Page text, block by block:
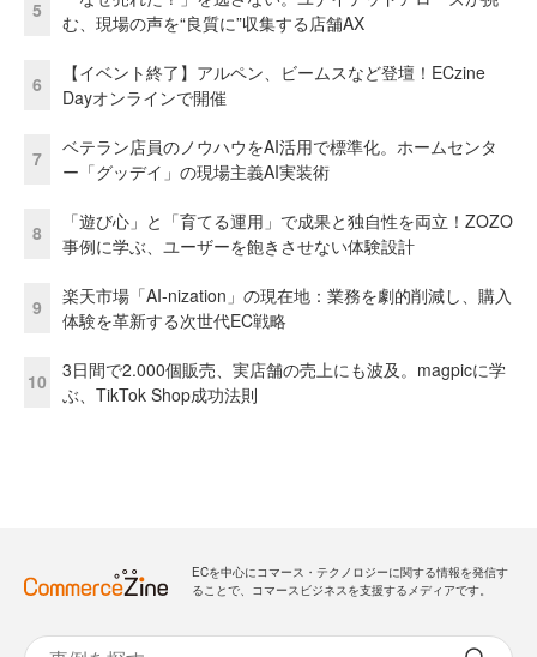
5
む、現場の声を“良質に”収集する店舗AX
6
【イベント終了】アルペン、ビームスなど登壇！ECzine
Dayオンラインで開催
7
ベテラン店員のノウハウをAI活用で標準化。ホームセンタ
ー「グッデイ」の現場主義AI実装術
8
「遊び心」と「育てる運用」で成果と独自性を両立！ZOZO
事例に学ぶ、ユーザーを飽きさせない体験設計
9
楽天市場「AI-nization」の現在地：業務を劇的削減し、購入
体験を革新する次世代EC戦略
10
3日間で2.000個販売、実店舗の売上にも波及。magpicに学
ぶ、TikTok Shop成功法則
ECを中心にコマース・テクノロジーに関する情報を発信す
ることで、コマースビジネスを支援するメディアです。